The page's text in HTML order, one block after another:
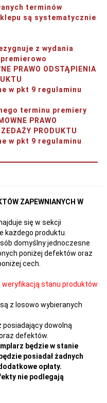
terminów
są systematycznie
z wydania
PRAWO ODSTĄPIENIA
w pkt 9 regulaminu
terminu premiery
PRAWO
PRODUKTU
w pkt 9 regulaminu
ZAPEWNIANYCH W
się w sekcji
każdego produktu.
domyślny jednoczesne
poniżej defektów oraz
cech.
weryfikacją stanu produktów
z losowo wybieranych
dowolną
defektów.
będzie w stanie
posiadał żadnych
opłaty.
nie podlegają